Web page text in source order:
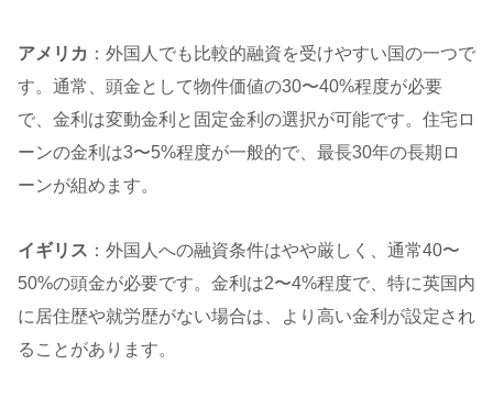
アメリカ ：外国人でも比較的融資を受けやすい国の一つで
す。通常、頭金として物件価値の30〜40%程度が必要
で、金利は変動金利と固定金利の選択が可能です。住宅ロ
ーンの金利は3〜5%程度が一般的で、最長30年の長期ロ
ーンが組めます。
イギリス ：外国人への融資条件はやや厳しく、通常40〜
50%の頭金が必要です。金利は2〜4%程度で、特に英国内
に居住歴や就労歴がない場合は、より高い金利が設定され
ることがあります。